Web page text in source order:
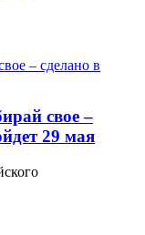
свое –
29 мая